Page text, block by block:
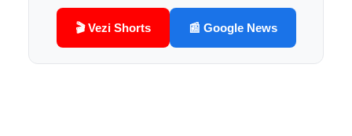
🎬 Vezi Shorts 📰 Google News